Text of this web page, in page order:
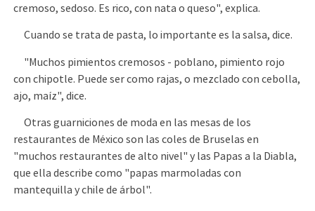
cremoso, sedoso. Es rico, con nata o queso", explica.
Cuando se trata de pasta, lo importante es la salsa, dice.
"Muchos pimientos cremosos - poblano, pimiento rojo
con chipotle. Puede ser como rajas, o mezclado con cebolla,
ajo, maíz", dice.
Otras guarniciones de moda en las mesas de los
restaurantes de México son las coles de Bruselas en
"muchos restaurantes de alto nivel" y las Papas a la Diabla,
que ella describe como "papas marmoladas con
mantequilla y chile de árbol".